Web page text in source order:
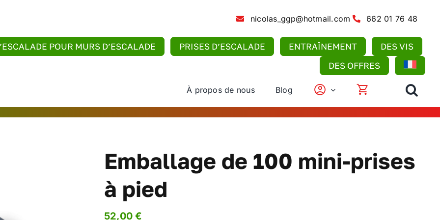
nicolas_ggp@hotmail.com 662 01 76 48
POUR MURS D’ESCALADE PRISES D’ESCALADE ENTRAÎNEMENT
DES VIS
DES OFFRES
À propos de nous Blog
Emballage de 100 mini-prises
à pied
52,00€